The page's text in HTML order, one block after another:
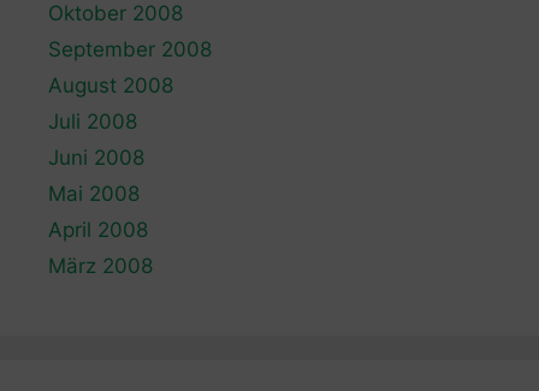
Oktober 2008
September 2008
August 2008
Juli 2008
Juni 2008
Mai 2008
April 2008
März 2008